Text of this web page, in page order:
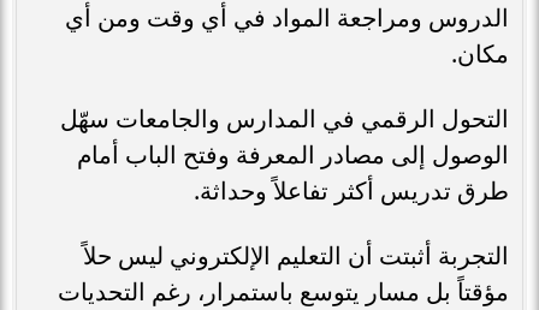
الدروس ومراجعة المواد في أي وقت ومن أي
مكان.
التحول الرقمي في المدارس والجامعات سهّل
الوصول إلى مصادر المعرفة وفتح الباب أمام
طرق تدريس أكثر تفاعلاً وحداثة.
التجربة أثبتت أن التعليم الإلكتروني ليس حلاً
مؤقتاً بل مسار يتوسع باستمرار، رغم التحديات